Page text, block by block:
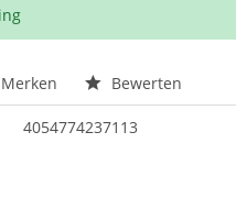
Merken Bewerten
4054774237113